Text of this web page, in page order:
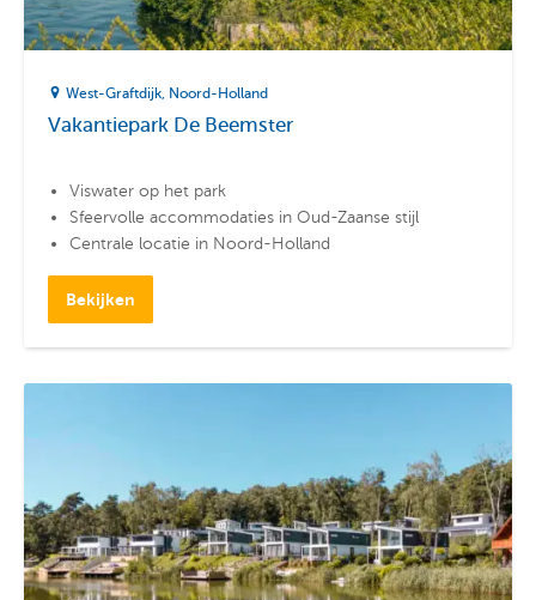
West-Graftdijk Noord-Holland
Vakantiepark De Beemster
Viswater op het park
Sfeervolle accommodaties in Oud-Zaanse stijl
Centrale locatie in Noord-Holland
Bekijken